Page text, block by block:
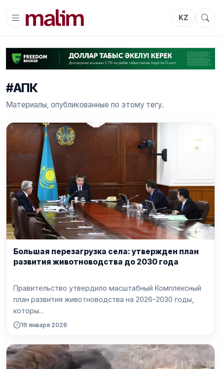
KZ
#АПК
Материалы, опубликованные по этому тегу.
Большая перезагрузка села: утвержден план
развития животноводства до 2030 года
Правительство утвердило масштабный Комплексный
план развития животноводства на 2026–2030 годы,
которы...
19 января 2026